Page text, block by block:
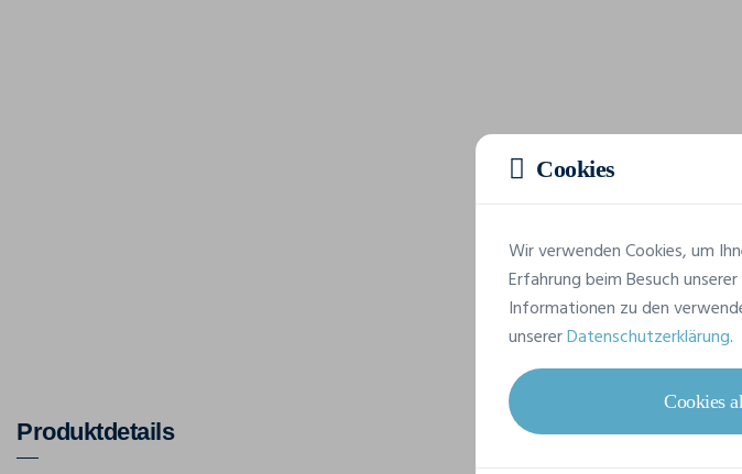
Produktdetails Merkmale
Cookies
Wir verwenden Cookies, um
Erfahrung beim Besuch
Informationen zu den
unsererDatenschutzerklärung.
Cookies